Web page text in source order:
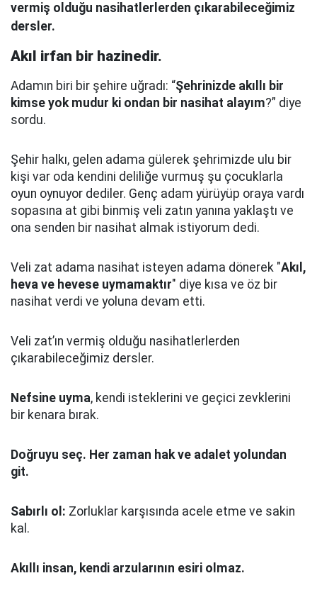
vermiş olduğu nasihatlerlerden çıkarabileceğimiz
dersler.
Akıl irfan bir hazinedir.
Adamın biri bir şehire uğradı: “Şehrinizde akıllı bir
kimse yok mudur ki ondan bir nasihat alayım?” diye
sordu.
Şehir halkı, gelen adama gülerek şehrimizde ulu bir
kişi var oda kendini deliliğe vurmuş şu çocuklarla
oyun oynuyor dediler. Genç adam yürüyüp oraya vardı
sopasına at gibi binmiş veli zatın yanına yaklaştı ve
ona senden bir nasihat almak istiyorum dedi.
Veli zat adama nasihat isteyen adama dönerek "Akıl,
heva ve hevese uymamaktır" diye kısa ve öz bir
nasihat verdi ve yoluna devam etti.
Veli zat’ın vermiş olduğu nasihatlerlerden
çıkarabileceğimiz dersler.
Nefsine uyma, kendi isteklerini ve geçici zevklerini
bir kenara bırak.
Doğruyu seç. Her zaman hak ve adalet yolundan
git.
Sabırlı ol: Zorluklar karşısında acele etme ve sakin
kal.
Akıllı insan, kendi arzularının esiri olmaz.